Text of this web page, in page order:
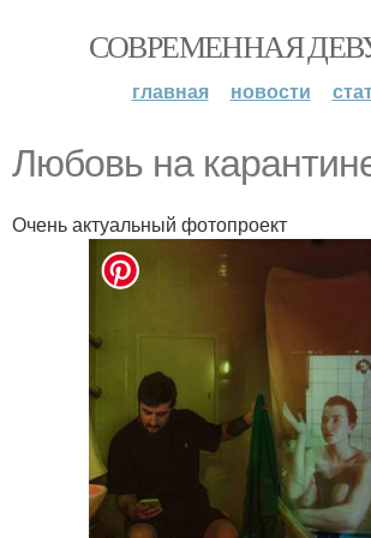
СОВРЕМЕННАЯ
главная новости
Любовь на
Очень актуальный фотопроект